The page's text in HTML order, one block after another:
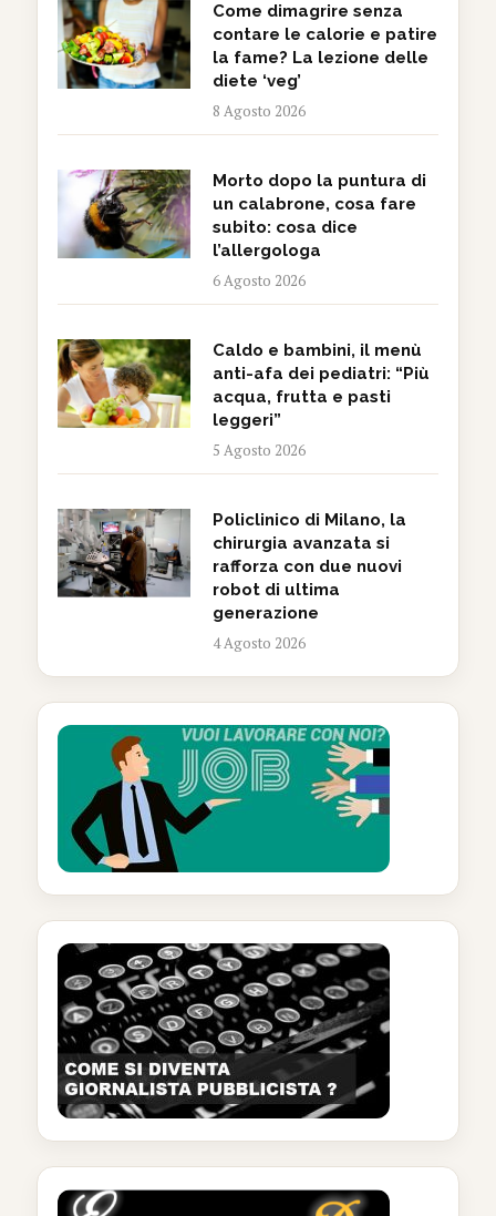
Come dimagrire senza
contare le calorie e patire
la fame? La lezione delle
diete ‘veg’
8 Agosto 2026
Morto dopo la puntura di
un calabrone, cosa fare
subito: cosa dice
l’allergologa
6 Agosto 2026
Caldo e bambini, il menù
anti-afa dei pediatri: “Più
acqua, frutta e pasti
leggeri”
5 Agosto 2026
Policlinico di Milano, la
chirurgia avanzata si
rafforza con due nuovi
robot di ultima
generazione
4 Agosto 2026